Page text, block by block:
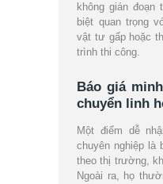
không gián đoạn
biệt quan trọng
vật tư gấp hoặc
trình thi công.
Báo giá
chuyển linh
Một điểm dễ
chuyên nghiệp là
theo thị trường,
Ngoài ra, họ